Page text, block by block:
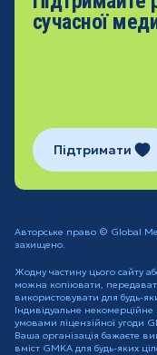
Авторське право © Global
захищено.
Жодну частину цього сайту
можна копіювати,
використовувати для будь-
Індивідуальне
умовами ліцензійної угоди
Ваша організація бажаєте
вміст GMKA для будь-яких
сучасної
Підтримати